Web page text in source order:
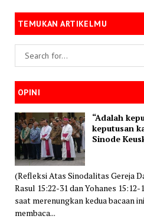
TEMUKAN ARTIKELMU
OPINI
“Adalah
keputusan
Sinode
(Refleksi Atas Sinodalitas Gereja
Rasul 15:22-31 dan Yohanes
saat merenungkan kedua bacaan
membaca...